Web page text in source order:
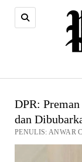
DPR:
dan
PENULIS: ANWAR